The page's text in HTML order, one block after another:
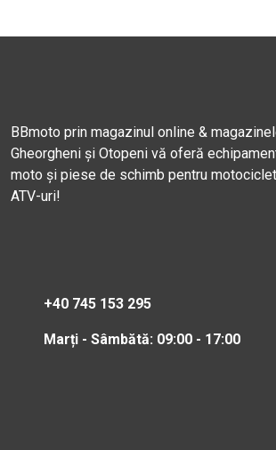
BBmoto prin magazinul online &
Gheorgheni și Otopeni vă oferă
moto și piese de schimb pentru
ATV-uri!
+40 745 153 295
Marți - Sâmbătă: 09:00 - 17:00